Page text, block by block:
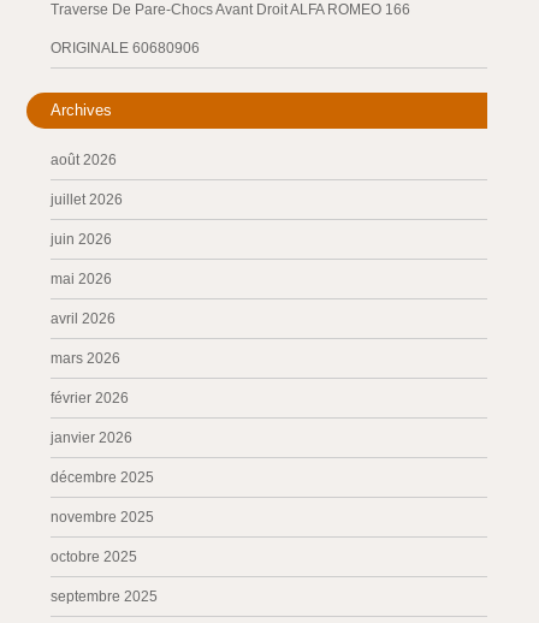
Traverse De Pare-Chocs Avant Droit ALFA ROMEO 166
ORIGINALE 60680906
Archives
août 2026
juillet 2026
juin 2026
mai 2026
avril 2026
mars 2026
février 2026
janvier 2026
décembre 2025
novembre 2025
octobre 2025
septembre 2025